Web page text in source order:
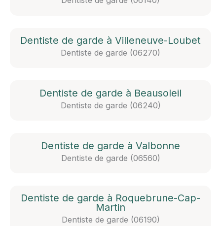
Dentiste de garde à Villeneuve-Loubet
Dentiste de garde (06270)
Dentiste de garde à Beausoleil
Dentiste de garde (06240)
Dentiste de garde à Valbonne
Dentiste de garde (06560)
Dentiste de garde à Roquebrune-Cap-
Martin
Dentiste de garde (06190)